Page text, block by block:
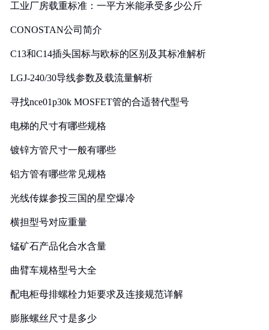
工业厂房载重标准：一平方米能承受多少公斤
CONOSTAN公司简介
C13和C14插头国标与欧标的区别及其标准解析
LGJ-240/30导线参数及载流量解析
寻找nce01p30k MOSFET管的合适替代型号
电梯的尺寸有哪些规格
镀锌方管尺寸一般有哪些
铝方管有哪些常见规格
光线传媒参投三国的星空爆冷
横担型号对应重量
锰矿石产品化合水含量
曲臂车规格型号大全
配电柜母排螺栓力矩要求及连接规范详解
膨胀螺丝尺寸是多少